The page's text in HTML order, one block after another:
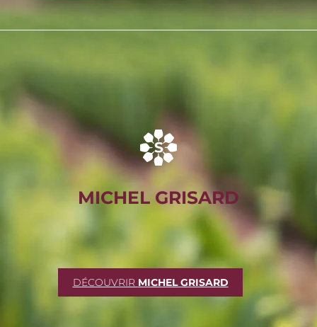
MICHEL GRISARD
DÉCOUVRIR MICHEL GRISARD